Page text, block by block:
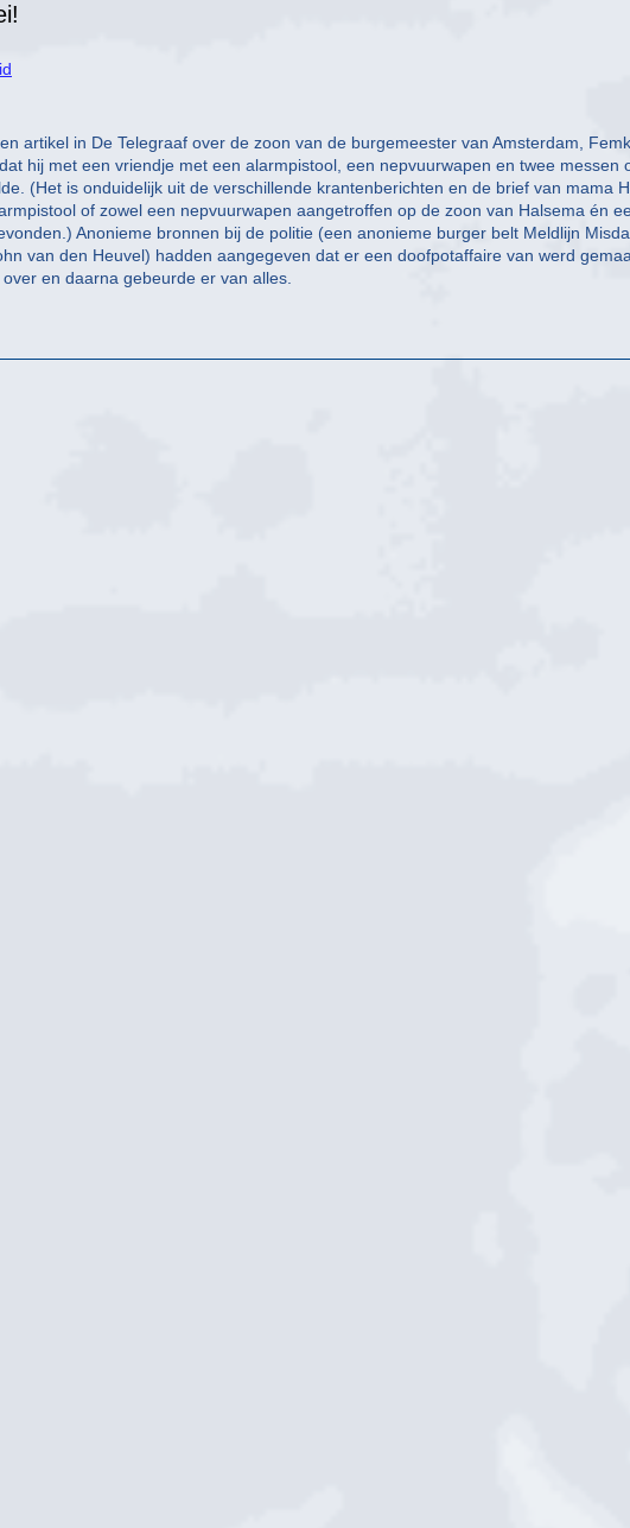
artikel in De Telegraaf over de zoon van de burgemeester van Amsterdam,
hij met een vriendje met een alarmpistool, een nepvuurwapen en twee messen
(Het is onduidelijk uit de verschillende krantenberichten en de brief van mama
of zowel een nepvuurwapen aangetroffen op de zoon van Halsema én
Anonieme bronnen bij de politie (een anonieme burger belt Meldlijn
van den Heuvel) hadden aangegeven dat er een doofpotaffaire van werd
en daarna gebeurde er van alles.